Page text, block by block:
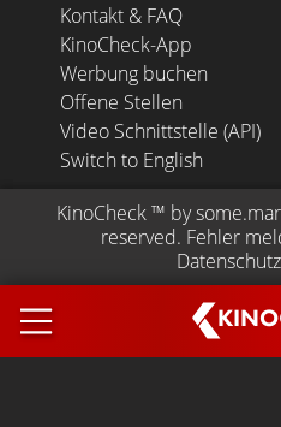
KINO
Kontakt & FAQ
KinoCheck-App
Werbung buchen
Offene Stellen
Video Schnittstelle (API)
Switch to English
KinoCheck ™ by
reserved. Fehler